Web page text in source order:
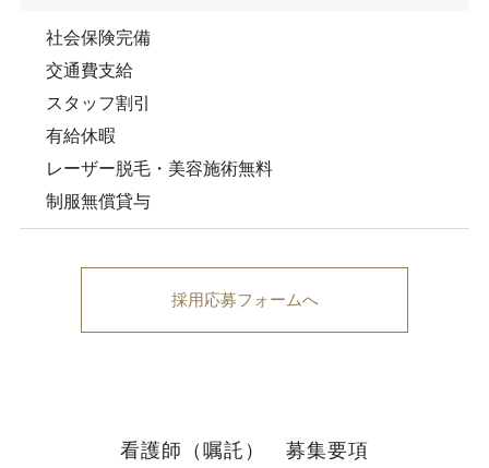
社会保険完備
交通費支給
スタッフ割引
有給休暇
レーザー脱毛・美容施術無料
制服無償貸与
採用応募フォームへ
看護師（嘱託） 募集要項